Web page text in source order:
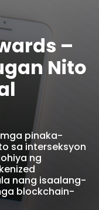
–
Nito
pinaka-
sa interseksyon
ng
nang isaalang-
blockchain-